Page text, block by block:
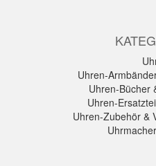
Uhren-
Uhren-Bücher
Uhren-
Uhren-Zubehör &